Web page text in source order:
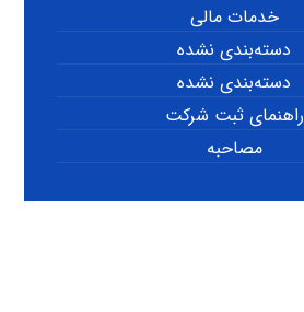
خدمات مالی
دسته‌بندی نشده
دسته‌بندی نشده
راهنمای ثبت شرکت
مصاحبه